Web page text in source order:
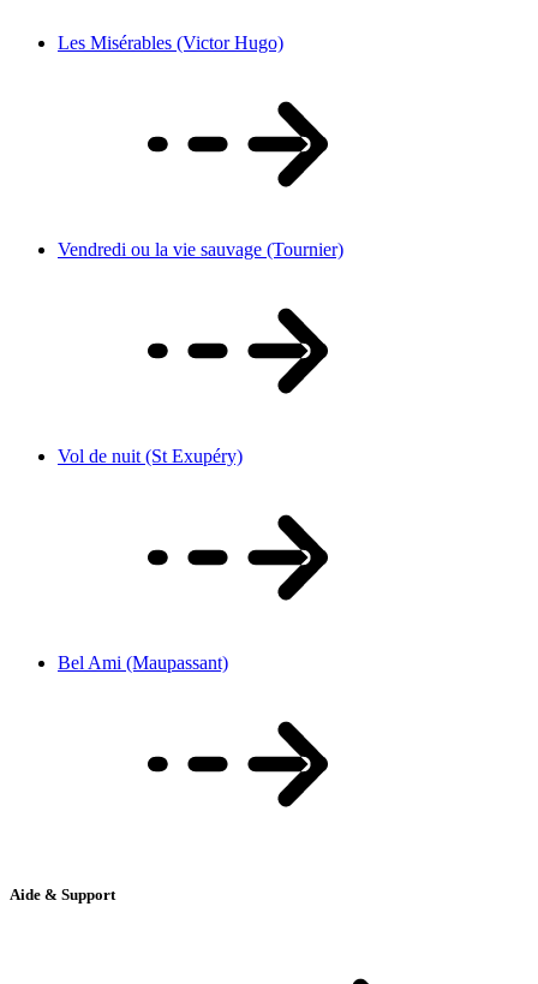
Les Misérables (Victor Hugo)
Vendredi ou la vie sauvage (Tournier)
Vol de nuit (St Exupéry)
Bel Ami (Maupassant)
Aide & Support